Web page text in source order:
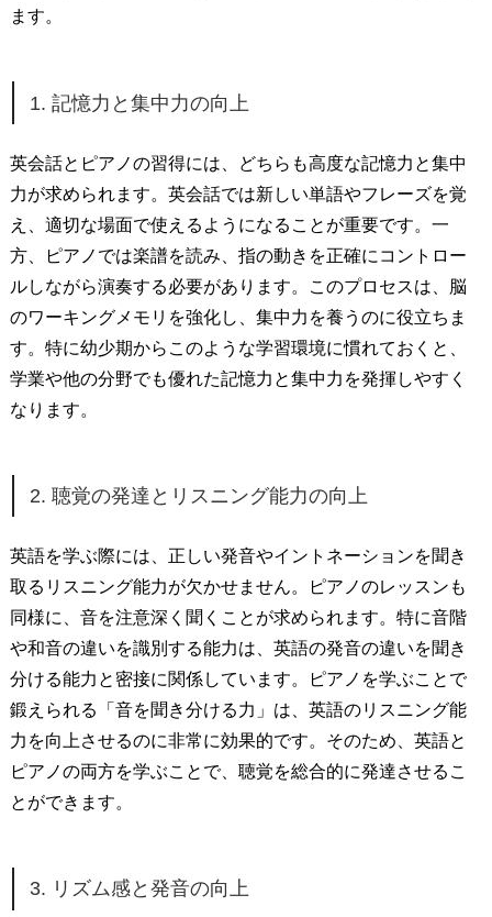
ます。
1. 記憶力と集中力の向上
英会話とピアノの習得には、どちらも高度な記憶力と集中
力が求められます。英会話では新しい単語やフレーズを覚
え、適切な場面で使えるようになることが重要です。一
方、ピアノでは楽譜を読み、指の動きを正確にコントロー
ルしながら演奏する必要があります。このプロセスは、脳
のワーキングメモリを強化し、集中力を養うのに役立ちま
す。特に幼少期からこのような学習環境に慣れておくと、
学業や他の分野でも優れた記憶力と集中力を発揮しやすく
なります。
2. 聴覚の発達とリスニング能力の向上
英語を学ぶ際には、正しい発音やイントネーションを聞き
取るリスニング能力が欠かせません。ピアノのレッスンも
同様に、音を注意深く聞くことが求められます。特に音階
や和音の違いを識別する能力は、英語の発音の違いを聞き
分ける能力と密接に関係しています。ピアノを学ぶことで
鍛えられる「音を聞き分ける力」は、英語のリスニング能
力を向上させるのに非常に効果的です。そのため、英語と
ピアノの両方を学ぶことで、聴覚を総合的に発達させるこ
とができます。
3. リズム感と発音の向上